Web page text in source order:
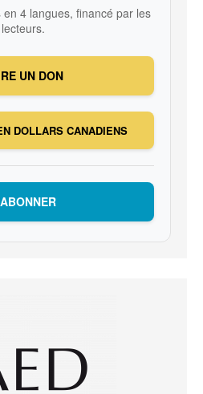
4 langues, financé par les
lecteurs.
UN DON
DOLLARS CANADIENS